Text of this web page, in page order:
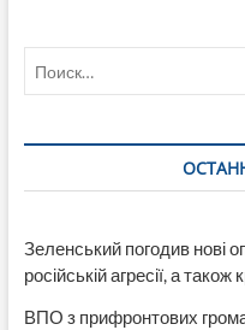
Зеленський погодив нові
російській агресії, а
ВПО з прифронтових